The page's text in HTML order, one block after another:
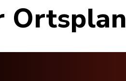
Ortsplan